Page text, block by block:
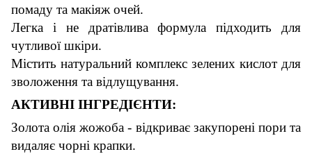
помаду та макіяж очей.
Легка і не дратівлива формула підходить для
чутливої ​​шкіри.
Містить натуральний комплекс зелених кислот для
зволоження та відлущування.
АКТИВНІ ІНГРЕДІЄНТИ:
Золота олія жожоба - відкриває закупорені пори та
видаляє чорні крапки.